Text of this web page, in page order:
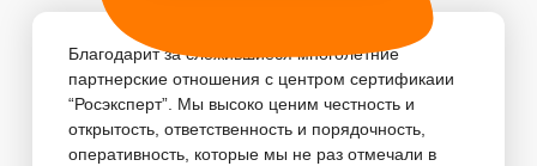
Благодарит за сложившиеся многолетние
партнерские отношения с центром сертификаии
“Росэксперт”. Мы высоко ценим честность и
открытость, ответственность и порядочность,
оперативность, которые мы не раз отмечали в